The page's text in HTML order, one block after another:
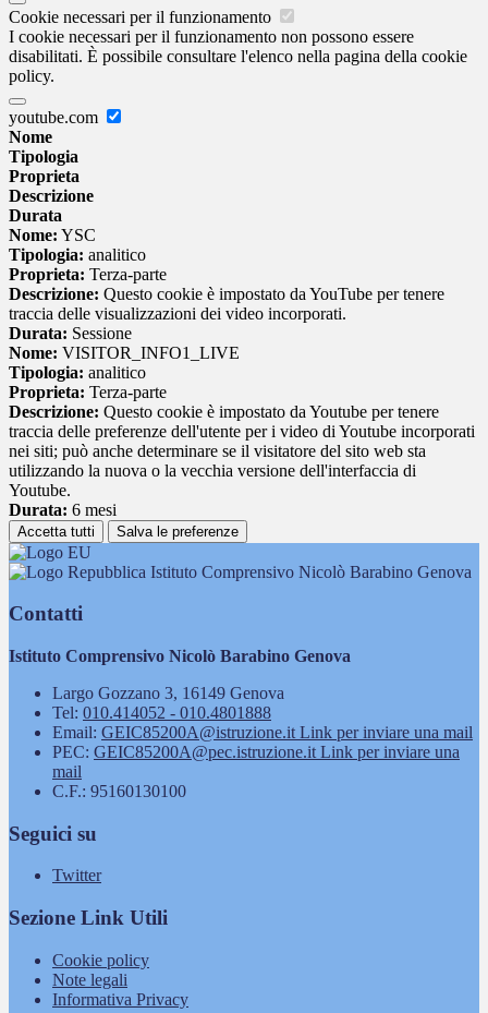
Cookie necessari per il funzionamento
I cookie necessari per il funzionamento non possono essere
disabilitati. È possibile consultare l'elenco nella pagina della cookie
policy.
youtube.com
Nome
Tipologia
Proprieta
Descrizione
Durata
Nome: YSC
Tipologia: analitico
Proprieta: Terza-parte
Descrizione: Questo cookie è impostato da YouTube per tenere
traccia delle visualizzazioni dei video incorporati.
Durata: Sessione
Nome: VISITOR_INFO1_LIVE
Tipologia: analitico
Proprieta: Terza-parte
Descrizione: Questo cookie è impostato da Youtube per tenere
traccia delle preferenze dell'utente per i video di Youtube incorporati
nei siti; può anche determinare se il visitatore del sito web sta
utilizzando la nuova o la vecchia versione dell'interfaccia di
Youtube.
Durata: 6 mesi
Accetta tutti Salva le preferenze
Istituto Comprensivo Nicolò Barabino Genova
Contatti
Istituto Comprensivo Nicolò Barabino Genova
Largo Gozzano 3, 16149 Genova
Tel: 010.414052 - 010.4801888
Email: GEIC85200A@istruzione.it Link per inviare una mail
PEC: GEIC85200A@pec.istruzione.it Link per inviare una
mail
C.F.: 95160130100
Seguici su
Twitter
Sezione Link Utili
Cookie policy
Note legali
Informativa Privacy